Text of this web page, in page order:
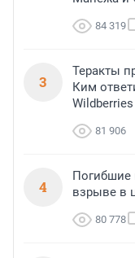
84 319
3
Теракты
Ким
Wildberries
81 906
4
Погибшие
взрыве в
80 778